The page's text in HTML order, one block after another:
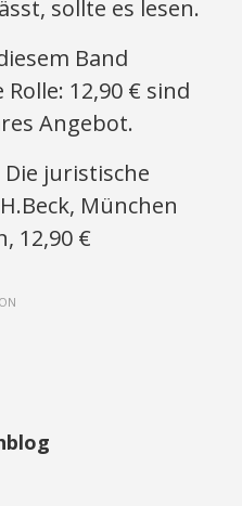
sollte es lesen.
Band
12,90 € sind
Angebot.
juristische
München
12,90 €